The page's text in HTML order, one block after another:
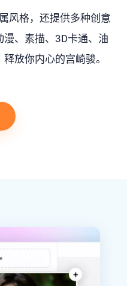
风格，还提供多种创意
、素描、3D卡通、油
放你内心的宫崎骏。